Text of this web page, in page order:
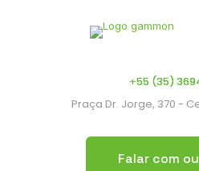
+55 (35)
Praça Dr. Jorge, 370 -
Falar com